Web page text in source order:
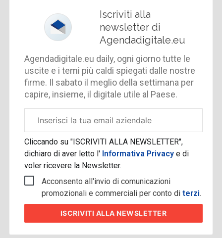
Iscriviti alla
newsletter di
Agendadigitale.eu
Agendadigitale.eu daily, ogni giorno tutte le
uscite e i temi più caldi spiegati dalle nostre
firme. Il sabato il meglio della settimana per
capire, insieme, il digitale utile al Paese.
aziendale
Cliccando su "ISCRIVITI ALLA NEWSLETTER",
dichiaro di aver letto l' Informativa Privacye di
voler ricevere la Newsletter.
Acconsento all'invio di comunicazioni
promozionali e commerciali per conto diterzi.
ISCRIVITI ALLA NEWSLETTER